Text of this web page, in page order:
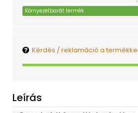
Környezetbarát termék
Kérdés / reklamáció a
Leírás